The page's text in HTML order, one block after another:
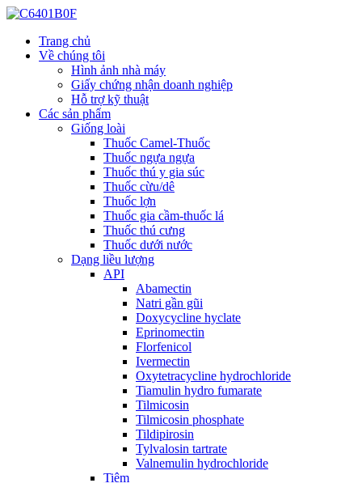
Trang chủ
Về chúng tôi
Hình ảnh nhà máy
Giấy chứng nhận doanh nghiệp
Hỗ trợ kỹ thuật
Các sản phẩm
Giống loài
Thuốc Camel-Thuốc
Thuốc ngựa ngựa
Thuốc thú y gia súc
Thuốc cừu/dê
Thuốc lợn
Thuốc gia cầm-thuốc lá
Thuốc thú cưng
Thuốc dưới nước
Dạng liều lượng
API
Abamectin
Natri gần gũi
Doxycycline hyclate
Eprinomectin
Florfenicol
Ivermectin
Oxytetracycline hydrochloride
Tiamulin hydro fumarate
Tilmicosin
Tilmicosin phosphate
Tildipirosin
Tylvalosin tartrate
Valnemulin hydrochloride
Tiêm